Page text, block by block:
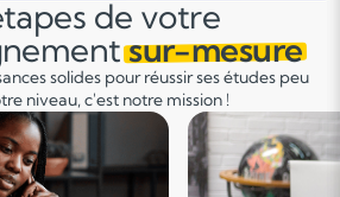
de votre
sur-mesure
solides pour réussir ses études peu
niveau, c'est notre mission !